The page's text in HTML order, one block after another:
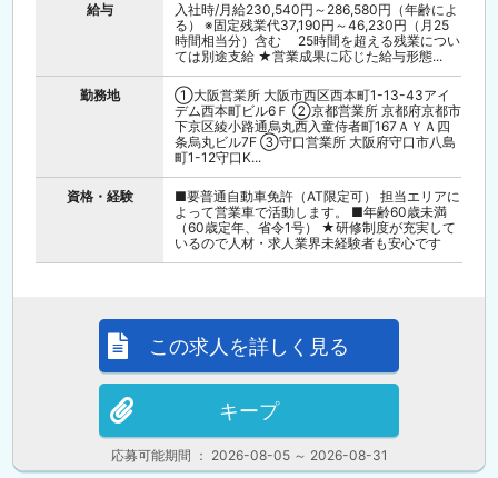
給与
入社時/月給230,540円～286,580円（年齢によ
る） ※固定残業代37,190円～46,230円（月25
時間相当分）含む 25時間を超える残業につい
ては別途支給 ★営業成果に応じた給与形態...
勤務地
①大阪営業所 大阪市西区西本町1-13-43アイ
デム西本町ビル6Ｆ ②京都営業所 京都府京都市
下京区綾小路通烏丸西入童侍者町167ＡＹＡ四
条烏丸ビル7F ③守口営業所 大阪府守口市八島
町1-12守口K...
資格・経験
■要普通自動車免許（AT限定可） 担当エリアに
よって営業車で活動します。 ■年齢60歳未満
（60歳定年、省令1号） ★研修制度が充実して
いるので人材・求人業界未経験者も安心です
応募可能期間 ： 2026-08-05 ～ 2026-08-31
この求人を詳しく見る
キープ